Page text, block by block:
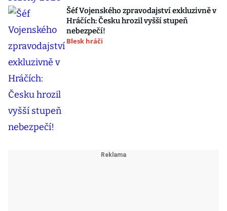
Šéf Vojenského zpravodajství exkluzivně v
Hráčích: Česku hrozil vyšší stupeň
nebezpečí!
Blesk hráči